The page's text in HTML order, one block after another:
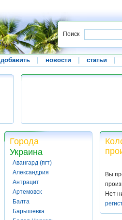
Поиск
добавить новости статьи
Города
Украина
Авангард (пгт)
Александрия
Антрацит
Артемовск
Балта
Барышевка
Вы
Нет